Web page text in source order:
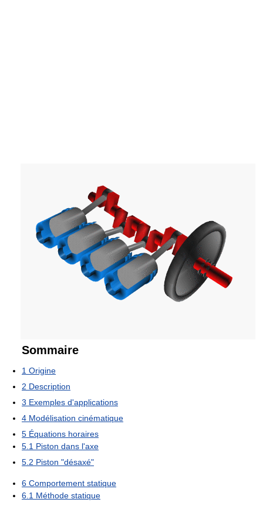
Sommaire
1 Origine
2 Description
3 Exemples d'applications
4 Modélisation cinématique
5 Équations horaires
5.1 Piston dans l'axe
5.2 Piston "désaxé"
6 Comportement statique
6.1 Méthode statique